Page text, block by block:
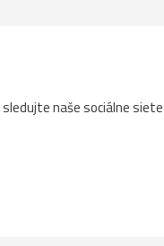
sledujte naše sociálne siete